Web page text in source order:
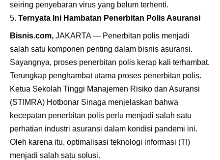
seiring penyebaran virus yang belum terhenti.
Ternyata Ini Hambatan Penerbitan Polis Asuransi
Bisnis.com, JAKARTA — Penerbitan polis menjadi
salah satu komponen penting dalam bisnis asuransi.
Sayangnya, proses penerbitan polis kerap kali terhambat.
Terungkap penghambat utama proses penerbitan polis.
Ketua Sekolah Tinggi Manajemen Risiko dan Asuransi
(STIMRA) Hotbonar Sinaga menjelaskan bahwa
kecepatan penerbitan polis perlu menjadi salah satu
perhatian industri asuransi dalam kondisi pandemi ini.
Oleh karena itu, optimalisasi teknologi informasi (TI)
menjadi salah satu solusi.